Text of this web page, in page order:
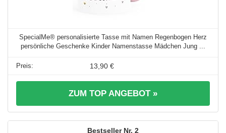
SpecialMe® personalisierte Tasse mit Namen Regenbogen Herz
persönliche Geschenke Kinder Namenstasse Mädchen Jung ...
13,90 €
ZUM TOP ANGEBOT »
2